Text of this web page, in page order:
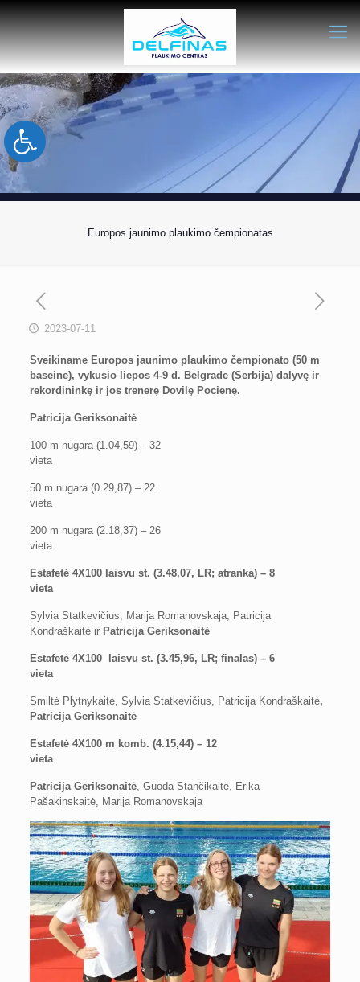
Open toolbar
Europos jaunimo plaukimo čempionatas
2023-07-11
Sveikiname Europos jaunimo plaukimo čempionato (50 m
baseine), vykusio liepos 4-9 d. Belgrade (Serbija) dalyvę ir
rekordininkę ir jos trenerę Dovilę Pocienę.
Patricija Geriksonaitė
100 m nugara (1.04,59) – 32
vieta
50 m nugara (0.29,87) – 22
vieta
200 m nugara (2.18,37) – 26
vieta
Estafetė 4X100 laisvu st. (3.48,07, LR; atranka) – 8
vieta
Sylvia Statkevičius, Marija Romanovskaja, Patricija
Kondraškaitė ir Patricija Geriksonaitė
Estafetė 4X100 laisvu st. (3.45,96, LR; finalas) – 6
vieta
Smiltė Plytnykaitė, Sylvia Statkevičius, Patricija Kondraškaitė,
Patricija Geriksonaitė
Estafetė 4X100 m komb. (4.15,44) – 12
vieta
Patricija Geriksonaitė, Guoda Stančikaitė, Erika
Pašakinskaitė, Marija Romanovskaja